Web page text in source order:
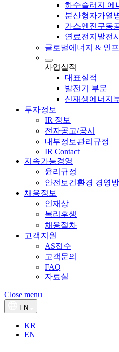
하수슬러지 에
분산형자가열
가스엔진구동
연료전지발전
글로벌에너지 & 인
사업실적
대표실적
발전기 부문
신재생에너지
투자정보
IR 정보
전자공고/공시
내부정보관리규정
IR Contact
지속가능경영
윤리규정
안전보건환경 경영
채용정보
인재상
복리후생
채용절차
고객지원
AS접수
고객문의
FAQ
자료실
Close menu
EN
KR
EN